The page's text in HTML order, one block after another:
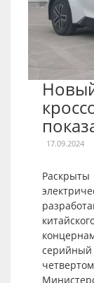
17.09.2024